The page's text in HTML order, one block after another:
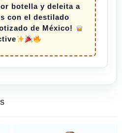
botella y deleita a
con el destilado
de México!